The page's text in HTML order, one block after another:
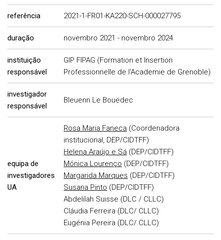
referência 2021-1-FR01-KA220-SCH-000027795
duração novembro 2021 - novembro 2024
instituição
responsável
GIP FIPAG (Formation et Insertion
Professionnelle de l'Academie de Grenoble)
investigador
responsável
Bleuenn Le Bouëdec
equipa de
investigadores
UA
Rosa Maria Faneca (Coordenadora
institucional, DEP/CIDTFF)
Helena Araújo e Sá (DEP/CIDTFF)
Mónica Lourenço (DEP/CIDTFF)
Margarida Marques (DEP/CIDTFF)
Susana Pinto (DEP/CIDTFF)
Abdelilah Suisse (DLC / CLLC)
Cláudia Ferreira (DLC/ CLLC)
Eugénia Pereira (DLC/ CLLC)